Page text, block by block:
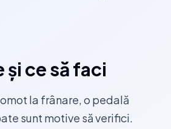
ce să faci
la frânare, o pedală
sunt motive să verifici.